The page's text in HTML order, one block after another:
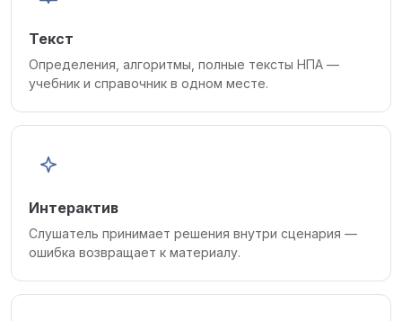
Текст
Определения, алгоритмы, полные тексты НПА —
учебник и справочник в одном месте.
Интерактив
Слушатель принимает решения внутри сценария —
ошибка возвращает к материалу.